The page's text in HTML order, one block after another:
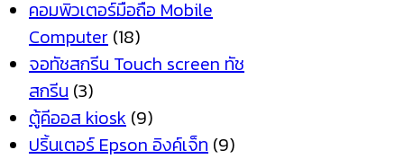
คอมพิวเตอร์มือถือ Mobile
Computer (18)
จอทัชสกรีน Touch screen ทัช
สกรีน (3)
ตู้คีออส kiosk (9)
ปริ้นเตอร์ Epson อิงค์เจ็ท (9)